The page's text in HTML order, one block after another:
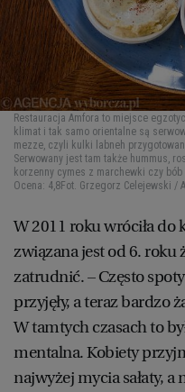
Restauracja Amfora to miejsce
klimat i tak samo orientalne są
mezze, czyli kulki labneh
Serwowany jest tam także hummus,
korzenny cymes z marchewki czy
Ocena: 4,8Fot. Grzegorz Celejewski /
W 2011 roku wróciła do
związana jest od 6. roku
zatrudnić. – Często
przyjęły, a teraz bardzo
W tamtych czasach to
mentalna. Kobiety
najwyżej mycia sałaty, a